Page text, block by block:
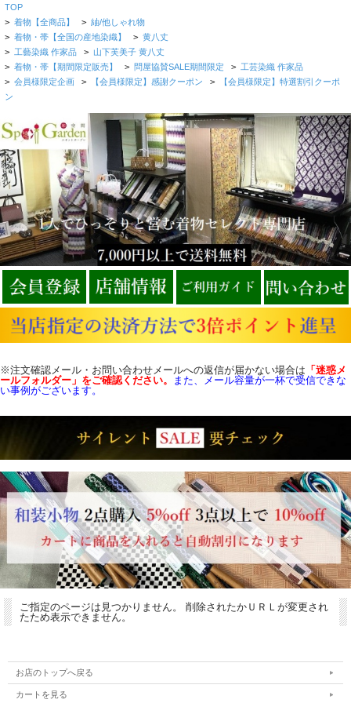
TOP
> 着物【全商品】 > 紬/他しゃれ物
> 着物・帯【全国の産地染織】 > 黄八丈
> 工藝染織 作家品 > 山下芙美子 黄八丈
> 着物・帯【期間限定販売】 > 問屋協賛SALE期間限定 > 工芸染織 作家品
> 会員様限定企画 > 【会員様限定】感謝クーポン >
【会員様限定】特選割引クーポ
ン
※注文確認メール・お問い合わせメールへの返信が届かない場合は 「迷惑メ
ールフォルダー」をご確認ください。
また、メール容量が一杯で受信できな
い事例がございます。
ご指定のページは見つかりません。 削除されたかＵＲＬが変更され
たため表示できません。
お店のトップへ戻る
カートを見る